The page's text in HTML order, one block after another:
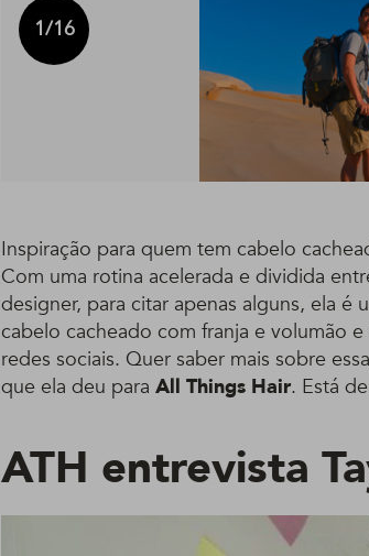
1/16
Inspiração para quem tem cabelo
Com uma rotina acelerada e dividida
designer, para citar apenas alguns, ela é
cabelo cacheado com franja e volumão
redes sociais. Quer saber mais sobre
que ela deu para All Things Hair. Está
ATH entrevista